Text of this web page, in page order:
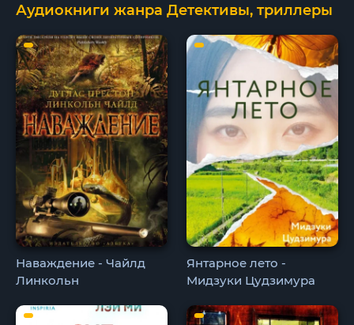
Аудиокниги жанра Детективы, триллеры
Наваждение - Чайлд
Линкольн
Янтарное лето -
Мидзуки Цудзимура